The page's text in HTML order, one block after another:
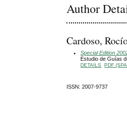
Author
Cardoso,
Special Edition
Estudio de Guías
DETAILS PDF
ISSN: 2007-9737